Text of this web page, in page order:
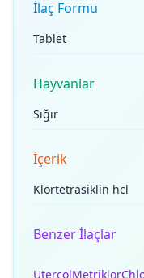
İlaç Formu
Tablet
Hayvanlar
Sığır
İçerik
Klortetrasiklin hcl
Benzer İlaçlar
UtercolMetriklor